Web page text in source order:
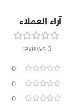
آراء العملاء
0 reviews
0
0
0